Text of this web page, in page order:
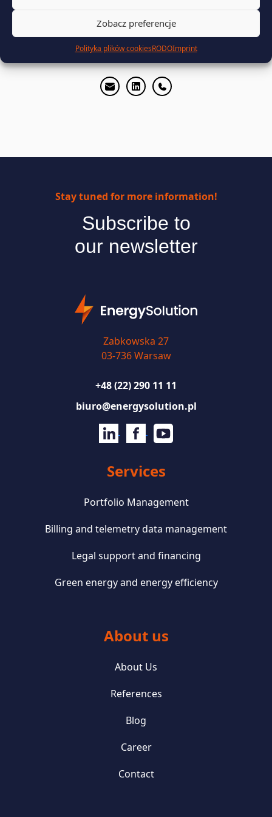
Zobacz preferencje
Polityka plików cookiesRODOImprint
Stay tuned for more information!
Subscribe to
our newsletter
Zabkowska 27
03-736 Warsaw
+48 (22) 290 11 11
biuro@energysolution.pl
Services
Portfolio Management
Billing and telemetry data management
Legal support and financing
Green energy and energy efficiency
About us
About Us
References
Blog
Career
Contact